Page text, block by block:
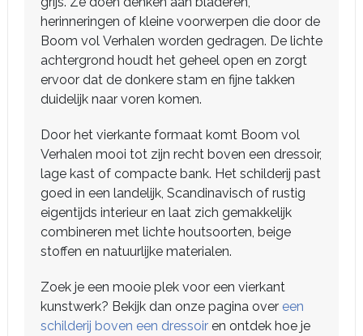
herinneringen of kleine voorwerpen die door de
Boom vol Verhalen worden gedragen. De lichte
achtergrond houdt het geheel open en zorgt
ervoor dat de donkere stam en fijne takken
duidelijk naar voren komen.
Door het vierkante formaat komt Boom vol
Verhalen mooi tot zijn recht boven een dressoir,
lage kast of compacte bank. Het schilderij past
goed in een landelijk, Scandinavisch of rustig
eigentijds interieur en laat zich gemakkelijk
combineren met lichte houtsoorten, beige
stoffen en natuurlijke materialen.
Zoek je een mooie plek voor een vierkant
kunstwerk? Bekijk dan onze pagina over een
schilderij boven een dressoir en ontdek hoe je